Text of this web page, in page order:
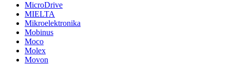
MicroDrive
MIELTA
Mikroelektronika
Mobinus
Moco
Molex
Movon